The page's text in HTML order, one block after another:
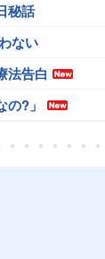
秘話
ない
法告白
?」